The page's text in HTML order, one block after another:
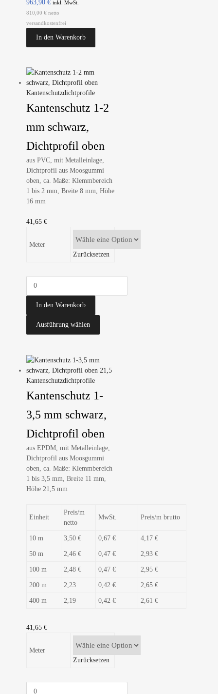
963,90 € inkl. MwSt.
810,00 € netto
versandkostenfrei
In den Warenkorb
Kantenschutzdichtprofile
Kantenschutz 1-2
mm schwarz,
Dichtprofil oben
aus PVC, mit Metalleinlage,
Dichtprofil aus Moosgummi
oben, ca. Maße: Klemmbereich
1 bis 2 mm, Breite 8 mm, Höhe
16 mm
41,65 €
Meter
Zurücksetzen
In den Warenkorb
Ausführung wählen
Kantenschutzdichtprofile
Kantenschutz 1-
3,5 mm schwarz,
Dichtprofil oben
aus EPDM, mit Metalleinlage,
Dichtprofil aus Moosgummi
oben, ca. Maße: Klemmbereich
1 bis 3,5 mm, Breite 11 mm,
Höhe 21,5 mm
Einheit
Preis/m
netto
MwSt. Preis/m brutto
10 m 3,50 € 0,67 € 4,17 €
50 m 2,46 € 0,47 € 2,93 €
100 m 2,48 € 0,47 € 2,95 €
200 m 2,23 0,42 € 2,65 €
400 m 2,19 0,42 € 2,61 €
41,65 €
Meter
Zurücksetzen